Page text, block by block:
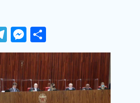
Telegram
Messenger